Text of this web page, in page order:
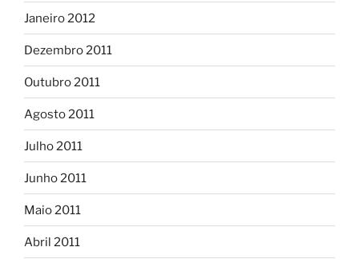
Janeiro 2012
Dezembro 2011
Outubro 2011
Agosto 2011
Julho 2011
Junho 2011
Maio 2011
Abril 2011